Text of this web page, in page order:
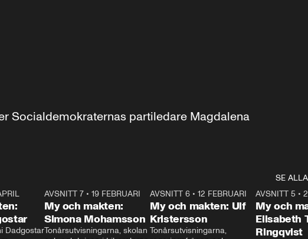
Socialdemokraternas partiledare Magdalena
SE ALLA
Dadgostar
24:30
AVSNITT 7• 19 FEBRUARI
My och makten:
Simona Mohamsson
Tonårsutvisningarna, skolan
27:30
AVSNITT 6 •12 FEBRUARI
My och makten: Ulf
Kristersson
Tonårsutvisningarna,
AVSNITT 5 •
My och
Elisabeth
Ringqvist